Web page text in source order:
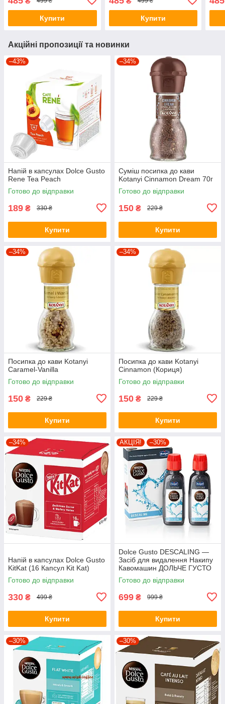
Купити Купити
Акційні пропозиції та новинки
–43%
Напій в капсулах Dolce Gusto
Rene Tea Peach
Готово до відправки
189 ₴ 330 ₴
Купити
–34%
Суміш посипка до кави
Kotanyi Cinnamon Dream 70г
Готово до відправки
150 ₴ 229 ₴
Купити
–34%
Посипка до кави Kotanyi
Caramel-Vanilla
Готово до відправки
150 ₴ 229 ₴
Купити
–34%
Посипка до кави Kotanyi
Cinnamon (Кориця)
Готово до відправки
150 ₴ 229 ₴
Купити
–34%
Напій в капсулах Dolce Gusto
KitKat (16 Капсул Kit Kat)
Готово до відправки
330 ₴ 499 ₴
Купити
АКЦІЯ! –30%
Dolce Gusto DESCALING —
Засіб для видалення Накипу
Кавомашин ДОЛЬЧЕ ГУСТО
(1 пачка = 2 флакони = 2
очищення)
Готово до відправки
699 ₴ 999 ₴
Купити
–30% –30%